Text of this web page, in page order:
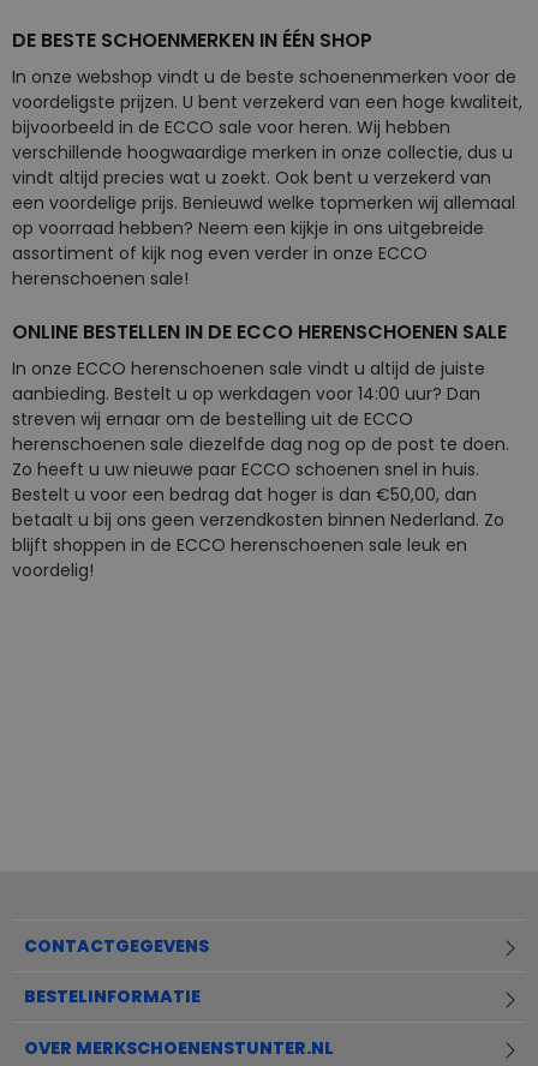
DE BESTE SCHOENMERKEN IN ÉÉN SHOP
In onze webshop vindt u de beste schoenenmerken voor de
voordeligste prijzen. U bent verzekerd van een hoge kwaliteit,
bijvoorbeeld in de ECCO sale voor heren. Wij hebben
verschillende hoogwaardige merken in onze collectie, dus u
vindt altijd precies wat u zoekt. Ook bent u verzekerd van
een voordelige prijs. Benieuwd welke topmerken wij allemaal
op voorraad hebben? Neem een kijkje in ons uitgebreide
assortiment of kijk nog even verder in onze ECCO
herenschoenen sale!
ONLINE BESTELLEN IN DE ECCO HERENSCHOENEN SALE
In onze ECCO herenschoenen sale vindt u altijd de juiste
aanbieding. Bestelt u op werkdagen voor 14:00 uur? Dan
streven wij ernaar om de bestelling uit de ECCO
herenschoenen sale diezelfde dag nog op de post te doen.
Zo heeft u uw nieuwe paar ECCO schoenen snel in huis.
Bestelt u voor een bedrag dat hoger is dan €50,00, dan
betaalt u bij ons geen verzendkosten binnen Nederland. Zo
blijft shoppen in de ECCO herenschoenen sale leuk en
voordelig!
CONTACTGEGEVENS
BESTELINFORMATIE
OVER MERKSCHOENENSTUNTER.NL